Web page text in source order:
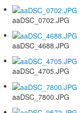
aaDSC_0702.JPG
aaDSC_4688.JPG
aaDSC_4705.JPG
aaDSC_7800.JPG